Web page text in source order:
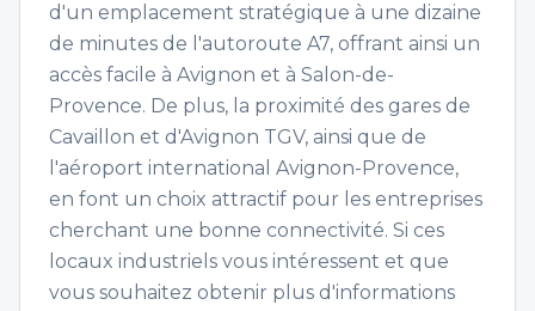
d'un emplacement stratégique à une dizaine
de minutes de l'autoroute A7, offrant ainsi un
accès facile à Avignon et à Salon-de-
Provence. De plus, la proximité des gares de
Cavaillon et d'Avignon TGV, ainsi que de
l'aéroport international Avignon-Provence,
en font un choix attractif pour les entreprises
cherchant une bonne connectivité. Si ces
locaux industriels vous intéressent et que
vous souhaitez obtenir plus d'informations